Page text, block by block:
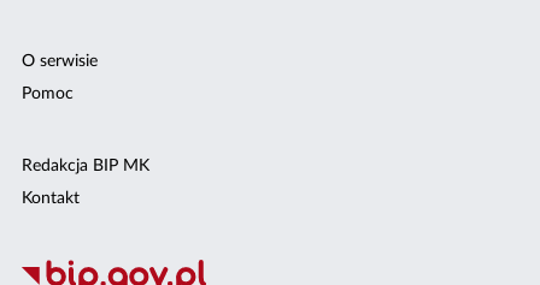
O serwisie
Pomoc
Redakcja BIP MK
Kontakt